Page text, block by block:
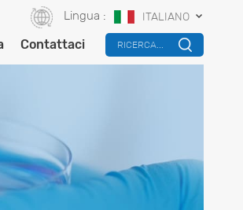
Lingua : ITALIANO
Contattaci RICERCA...